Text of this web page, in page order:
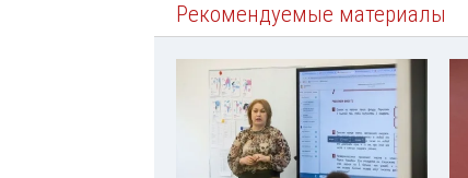
Рекомендуемые материалы